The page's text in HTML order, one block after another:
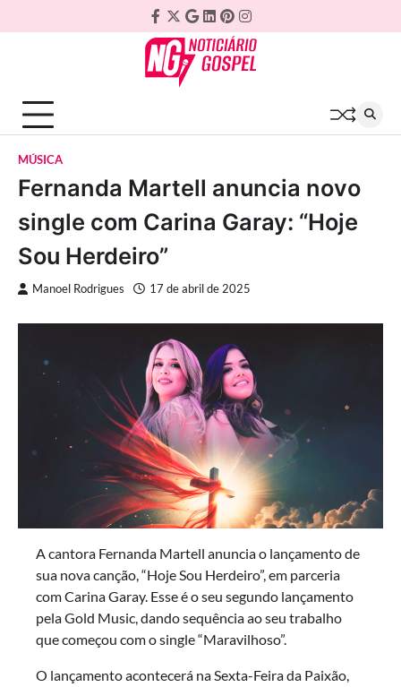
to
Facebook
Twitter
Google
Plus
Linkedin
Pinterest
Instagram
MÚSICA
Fernanda Martell anuncia novo
single com Carina Garay: “Hoje
Sou Herdeiro”
Manoel Rodrigues 17 de abril de 2025
A cantora Fernanda Martell anuncia o lançamento de
sua nova canção, “Hoje Sou Herdeiro”, em parceria
com Carina Garay. Esse é o seu segundo lançamento
pela Gold Music, dando sequência ao seu trabalho
que começou com o single “Maravilhoso”.
O lançamento acontecerá na Sexta-Feira da Paixão,